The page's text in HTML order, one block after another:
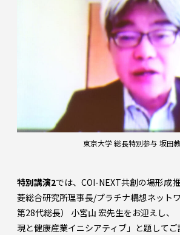
東京大学 総長特別参与 坂田
特別講演2では、COI-NEXT共創の場形成
菱総合研究所理事長/プラチナ構想ネット
第28代総長） 小宮山 宏先生をお迎えし、
現と健康産業イニシアティブ」と題して